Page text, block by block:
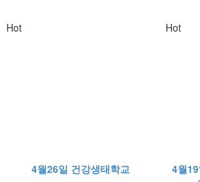
Hot
4월26일 건강생태학교
Hot
4월